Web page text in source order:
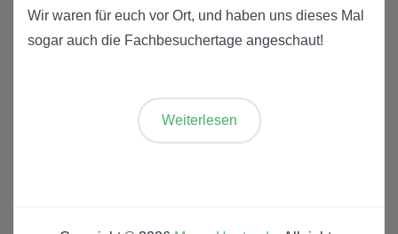
Wir waren für euch vor Ort, und haben uns dieses Mal
sogar auch die Fachbesuchertage angeschaut!
Weiterlesen